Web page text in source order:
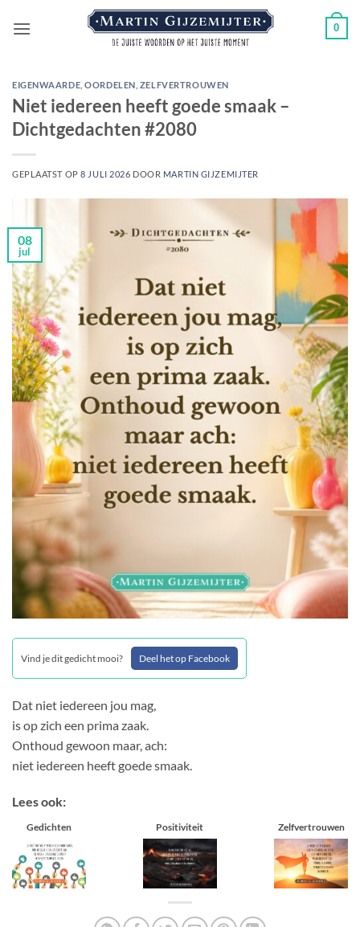
naar
0
EIGENWAARDE ,OORDELEN ZELFVERTROUWEN
Niet iedereen heeft goede smaak –
Dichtgedachten #2080
GEPLAATST OP8 JULI 2026 DOOR MARTIN GIJZEMIJTER
08
jul
Vind je dit gedicht mooi? Deel het op Facebook
Dat niet iedereen jou mag,
is op zich een prima zaak.
Onthoud gewoon maar, ach:
niet iedereen heeft goede smaak.
Lees ook:
Gedichten Positiviteit Zelfvertrouwen